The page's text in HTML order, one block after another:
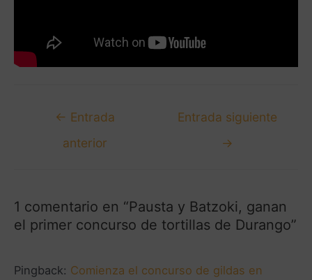
← Entrada
anterior
Entrada siguiente
→
1 comentario en “Pausta y Batzoki, ganan
el primer concurso de tortillas de Durango”
Pingback: Comienza el concurso de gildas en